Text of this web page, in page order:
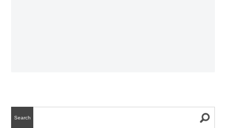
Search